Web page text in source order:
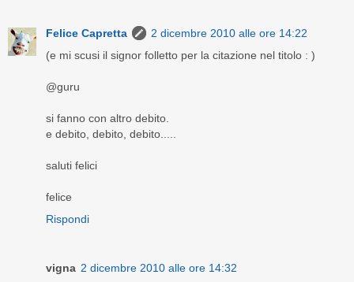
Felice Capretta
2 dicembre 2010 alle ore 14:22
(e mi scusi il signor folletto per la citazione nel titolo : )
@guru
si fanno con altro debito.
e debito, debito, debito.....
saluti felici
felice
Rispondi
vigna 2 dicembre 2010 alle ore 14:32